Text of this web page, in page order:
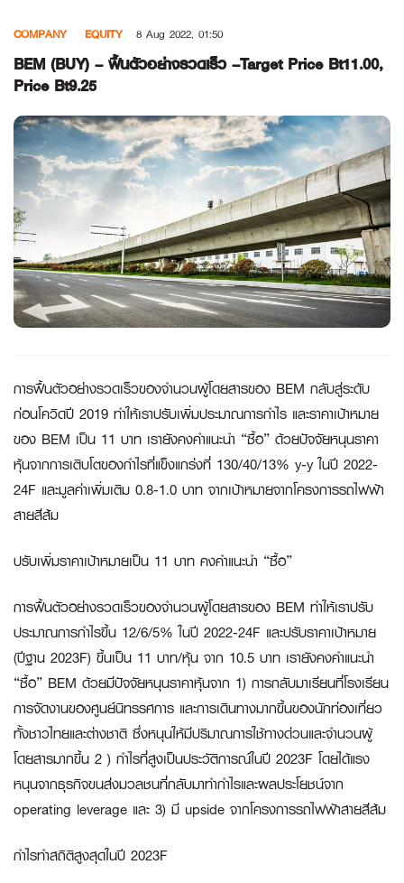
content
COMPANY EQUITY 8 Aug 2022, 01:50
BEM (BUY) – ฟื้นตัวอย่างรวดเร็ว –Target Price Bt11.00,
Price Bt9.25
การฟื้นตัวอย่างรวดเร็วของจำนวนผู้โดยสารของ BEM กลับสู่ระดับ
ก่อนโควิดปี 2019 ทำให้เราปรับเพิ่มประมาณการกำไร และราคาเป้าหมาย
ของ BEM เป็น 11 บาท เรายังคงคำแนะนำ “ซื้อ” ด้วยปัจจัยหนุนราคา
หุ้นจากการเติบโตของกำไรที่แข็งแกร่งที่ 130/40/13% y-y ในปี 2022-
24F และมูลค่าเพิ่มเติม 0.8-1.0 บาท จากเป้าหมายจากโครงการรถไฟฟ้า
สายสีส้ม
ปรับเพิ่มราคาเป้าหมายเป็น 11 บาท คงคำแนะนำ “ซื้อ”
การฟื้นตัวอย่างรวดเร็วของจำนวนผู้โดยสารของ BEM ทำให้เราปรับ
ประมาณการกำไรขึ้น 12/6/5% ในปี 2022-24F และปรับราคาเป้าหมาย
(ปีฐาน 2023F) ขึ้นเป็น 11 บาท/หุ้น จาก 10.5 บาท เรายังคงคำแนะนำ
“ซื้อ” BEM ด้วยมีปัจจัยหนุนราคาหุ้นจาก 1) การกลับมาเรียนที่โรงเรียน
การจัดงานของศูนย์นิทรรศการ และการเดินทางมากขึ้นของนักท่องเที่ยว
ทั้งชาวไทยและต่างชาติ ซึ่งหนุนให้มีปริมาณการใช้ทางด่วนและจำนวนผู้
โดยสารมากขึ้น 2 ) กำไรที่สูงเป็นประวัติการณ์ในปี 2023F โดยได้แรง
หนุนจากธุรกิจขนส่งมวลชนที่กลับมาทำกำไรและผลประโยชน์จาก
operating leverage และ 3) มี upside จากโครงการรถไฟฟ้าสายสีส้ม
กำไรทำสถิติสูงสุดในปี 2023F